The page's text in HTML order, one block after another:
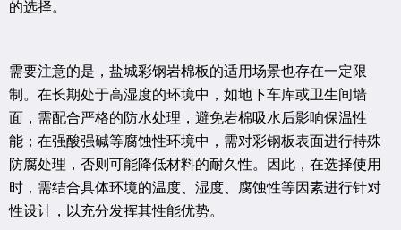
的选择。
需要注意的是，盐城彩钢岩棉板的适用场景也存在一定限
制。在长期处于高湿度的环境中，如地下车库或卫生间墙
面，需配合严格的防水处理，避免岩棉吸水后影响保温性
能；在强酸强碱等腐蚀性环境中，需对彩钢板表面进行特殊
防腐处理，否则可能降低材料的耐久性。因此，在选择使用
时，需结合具体环境的温度、湿度、腐蚀性等因素进行针对
性设计，以充分发挥其性能优势。